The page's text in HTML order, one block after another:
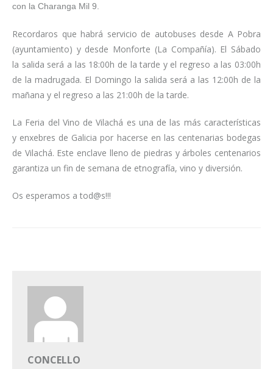
con la Charanga Mil 9.
Recordaros que habrá servicio de autobuses desde A Pobra
(ayuntamiento) y desde Monforte (La Compañía). El Sábado
la salida será a las 18:00h de la tarde y el regreso a las 03:00h
de la madrugada. El Domingo la salida será a las 12:00h de la
mañana y el regreso a las 21:00h de la tarde.
La Feria del Vino de Vilachá es una de las más características
y enxebres de Galicia por hacerse en las centenarias bodegas
de Vilachá. Este enclave lleno de piedras y árboles centenarios
garantiza un fin de semana de etnografía, vino y diversión.
Os esperamos a tod@s!!!
CONCELLO